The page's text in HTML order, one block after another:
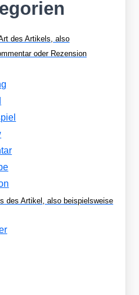
des Artikels, also
oder Rezension
des Artikel, also beispielsweise